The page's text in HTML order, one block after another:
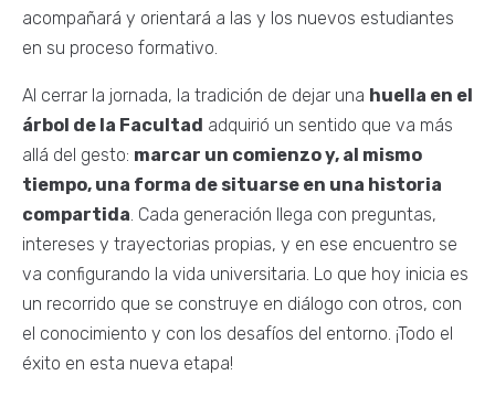
acompañará y orientará a las y los nuevos estudiantes
en su proceso formativo.
Al cerrar la jornada, la tradición de dejar una huella en el
árbol de la Facultad adquirió un sentido que va más
allá del gesto: marcar un comienzo y, al mismo
tiempo, una forma de situarse en una historia
compartida. Cada generación llega con preguntas,
intereses y trayectorias propias, y en ese encuentro se
va configurando la vida universitaria. Lo que hoy inicia es
un recorrido que se construye en diálogo con otros, con
el conocimiento y con los desafíos del entorno. ¡Todo el
éxito en esta nueva etapa!